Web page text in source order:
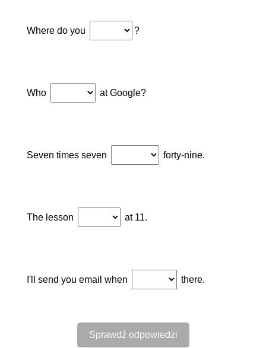
Where do you ?
Who at Google?
Seven times seven forty-nine.
The lesson at 11.
I'll send you email when there.